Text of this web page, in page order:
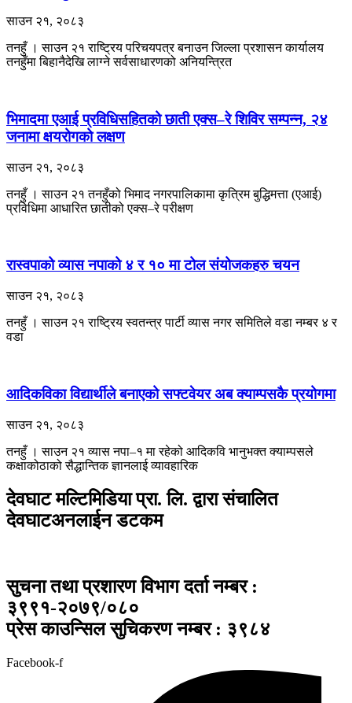
साउन २१, २०८३
तनहुँ । साउन २१ राष्ट्रिय परिचयपत्र बनाउन जिल्ला प्रशासन कार्यालय
तनहुँमा बिहानैदेखि लाग्ने सर्वसाधारणको अनियन्त्रित
भिमादमा एआई प्रविधिसहितको छाती एक्स–रे शिविर सम्पन्न, २४
जनामा क्षयरोगको लक्षण
साउन २१, २०८३
तनहुँ । साउन २१ तनहुँको भिमाद नगरपालिकामा कृत्रिम बुद्धिमत्ता (एआई)
प्रविधिमा आधारित छातीको एक्स–रे परीक्षण
रास्वपाको व्यास नपाको ४ र १० मा टोल संयोजकहरु चयन
साउन २१, २०८३
तनहुँ । साउन २१ राष्ट्रिय स्वतन्त्र पार्टी व्यास नगर समितिले वडा नम्बर ४ र
वडा
आदिकविका विद्यार्थीले बनाएको सफ्टवेयर अब क्याम्पसकै प्रयोगमा
साउन २१, २०८३
तनहुँ । साउन २१ ​व्यास नपा–१ मा रहेको आदिकवि भानुभक्त क्याम्पसले
कक्षाकोठाको सैद्धान्तिक ज्ञानलाई व्यावहारिक
देवघाट मल्टिमिडिया प्रा. लि. द्वारा संचालित
देवघाटअनलाईन डटकम
सुचना तथा प्रशारण विभाग दर्ता नम्बर :
३९९१-२०७९/०८०
प्रेस काउन्सिल सुचिकरण नम्बर : ३९८४
Facebook-f